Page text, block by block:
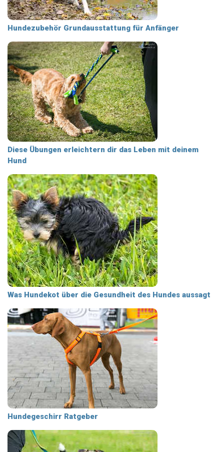
Hundezubehör Grundausstattung für Anfänger
Diese Übungen erleichtern dir das Leben mit deinem
Hund
Was Hundekot über die Gesundheit des Hundes aussagt
Hundegeschirr Ratgeber